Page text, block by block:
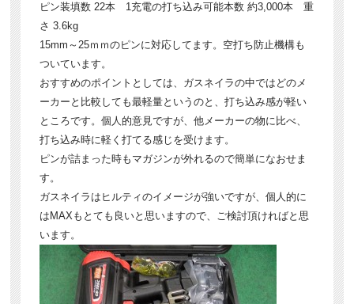
ピン装填数 22本 1充電の打ち込み可能本数 約3,000本 重
さ 3.6kg
15mm～25ｍｍのピンに対応してます。空打ち防止機構も
ついています。
おすすめのポイントとしては、ガスネイラの中ではどのメ
ーカーと比較しても最軽量というのと、打ち込み感が軽い
ところです。個人的意見ですが、他メーカーの物に比べ、
打ち込み時に軽く打てる感じを受けます。
ピンが詰まった時もマガジンが外れるので簡単になおせま
す。
ガスネイラはヒルティのイメージが強いですが、個人的に
はMAXもとても良いと思いますので、ご検討頂ければと思
います。